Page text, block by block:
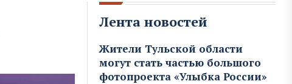
Лента новостей
Жители Тульской области
могут стать частью большого
фотопроекта «Улыбка России»